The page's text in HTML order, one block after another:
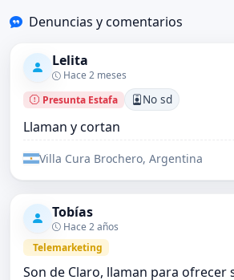
Denuncias y comentarios
Lelita
Hace 2 meses
Presunta Estafa
No sd
Llaman y cortan
Villa Cura Brochero, Argentina
Tobías
Hace 2 años
Telemarketing
Son de Claro, llaman para ofrecer